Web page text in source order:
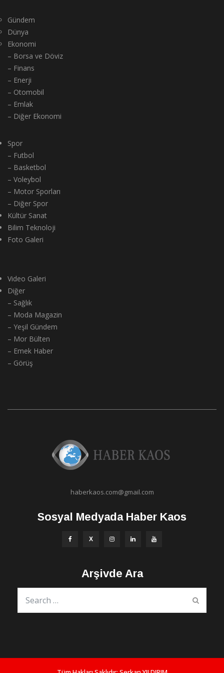
Gündem
Dünya
Ekonomi
– Borsa ve Döviz
– Finans
– Enerji
– Otomobil
– Emlak
– Diğer Ekonomi
Spor
– Futbol
– Basketbol
– Voleybol
– Motor Sporları
– Diğer Spor
Kültür Sanat
Bilim Teknoloji
Foto Galeri
Video Galeri
Diğer
– Sağlık
– Moda Magazin
– Yeşil Gündem
– Mor Bülten
– Emek Haber
– Görüş
haberkaos.com@gmail.com
Sosyal Medyada Haber Kaos
Arşivde Ara